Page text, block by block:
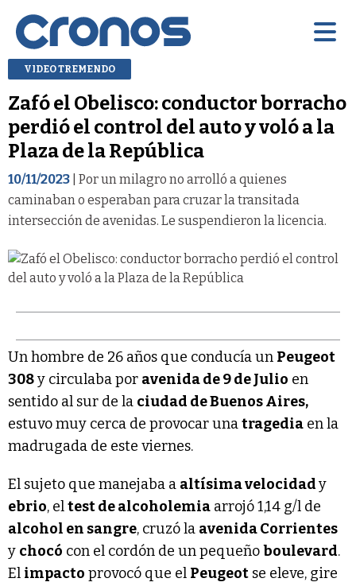
VIDEO TREMENDO
Zafó el Obelisco: conductor borracho
perdió el control del auto y voló a la
Plaza de la República
10/11/2023 | Por un milagro no arrolló a quienes
caminaban o esperaban para cruzar la transitada
intersección de avenidas. Le suspendieron la licencia.
Un hombre de 26 años que conducía un Peugeot
308y circulaba por avenida de 9 de Julio en
sentido al sur de la ciudad de Buenos Aires,
estuvo muy cerca de provocar unatragedia en la
madrugada de este viernes.
El sujeto que manejaba a altísima velocidady
ebrio, eltest de alcoholemia arrojó 1,14 g/l de
alcohol en sangre, cruzó la avenida Corrientes
y chocó con el cordón de un pequeñoboulevard.
El impacto provocó que el Peugeot se eleve, gire